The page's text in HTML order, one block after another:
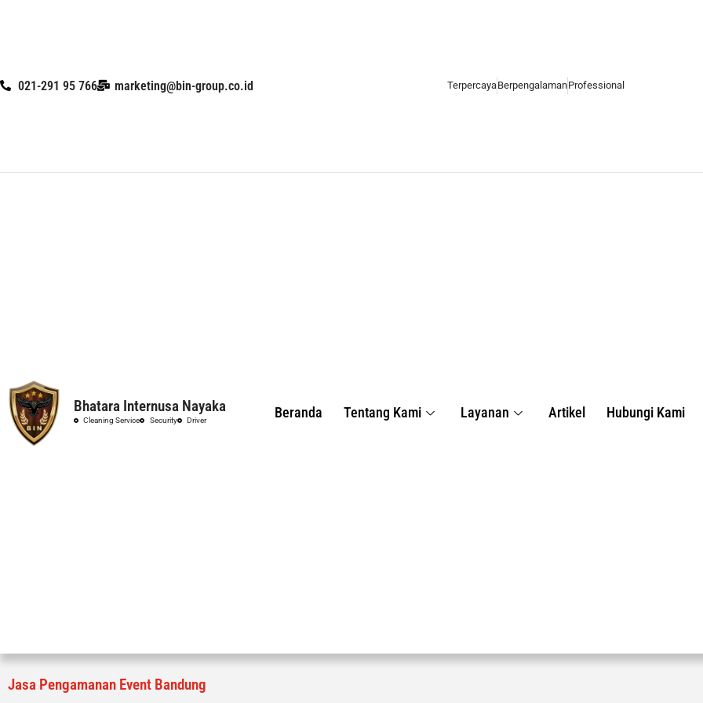
content
021-291 95 766 marketing@bin-group.co.id TerpercayaBerpengalamanProfessional
Bhatara Internusa Nayaka
Cleaning Service Security Driver Beranda Tentang Kami Layanan Artikel Hubungi Kami
Jasa Pengamanan Event Bandung